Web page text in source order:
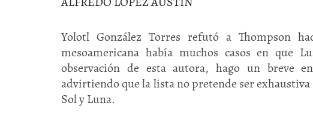
Yolotl González Torres refutó a Thompson
mesoamericana había muchos casos en que
observación de esta autora, hago un breve
advirtiendo que la lista no pretende ser
Sol y Luna.